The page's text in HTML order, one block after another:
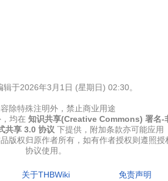
辑于2026年3月1日 (星期日) 02:30。
除特殊注明外，禁止商业用途
均在 知识共享(Creative Commons) 署名-
共享 3.0 协议 下提供，附加条款亦可能应用
版权归原作者所有，如有作者授权则遵照授
协议使用。
关于THBWiki 免责声明